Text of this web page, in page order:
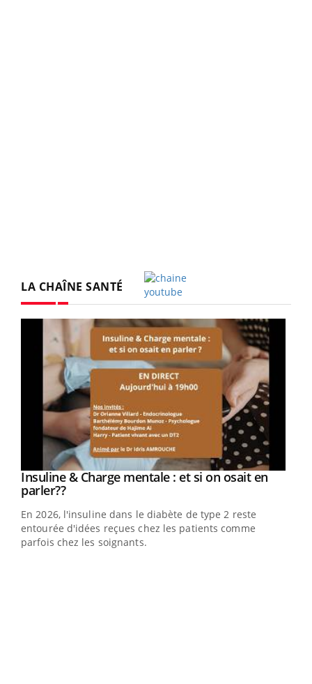
LA CHAÎNE SANTÉ
Youtube
Insuline & Charge mentale : et si on osait en
parler??Youtube
En 2026, l'insuline dans le diabète de type 2 reste
entourée d'idées reçues chez les patients comme
parfois chez les soignants.